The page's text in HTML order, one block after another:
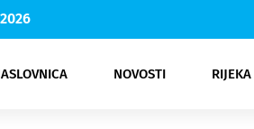
NOVOSTI
Rijeka Opatija
NK
Moda
Kultura